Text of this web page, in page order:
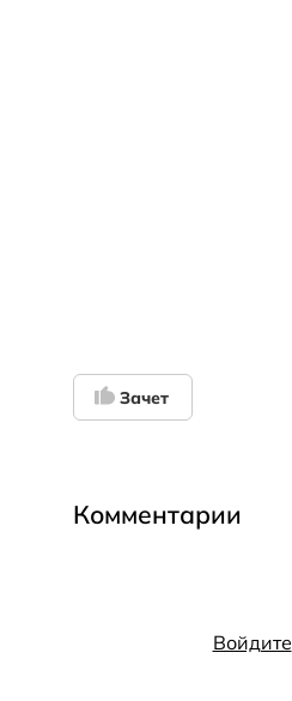
Зачет
Комментарии
Войдите